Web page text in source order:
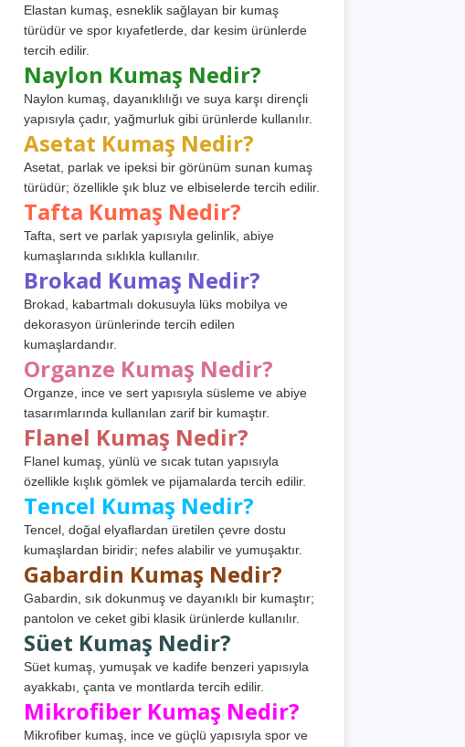
Elastan kumaş, esneklik sağlayan bir kumaş
türüdür ve spor kıyafetlerde, dar kesim ürünlerde
tercih edilir.
Naylon Kumaş Nedir?
Naylon kumaş, dayanıklılığı ve suya karşı dirençli
yapısıyla çadır, yağmurluk gibi ürünlerde kullanılır.
Asetat Kumaş Nedir?
Asetat, parlak ve ipeksi bir görünüm sunan kumaş
türüdür; özellikle şık bluz ve elbiselerde tercih edilir.
Tafta Kumaş Nedir?
Tafta, sert ve parlak yapısıyla gelinlik, abiye
kumaşlarında sıklıkla kullanılır.
Brokad Kumaş Nedir?
Brokad, kabartmalı dokusuyla lüks mobilya ve
dekorasyon ürünlerinde tercih edilen
kumaşlardandır.
Organze Kumaş Nedir?
Organze, ince ve sert yapısıyla süsleme ve abiye
tasarımlarında kullanılan zarif bir kumaştır.
Flanel Kumaş Nedir?
Flanel kumaş, yünlü ve sıcak tutan yapısıyla
özellikle kışlık gömlek ve pijamalarda tercih edilir.
Tencel Kumaş Nedir?
Tencel, doğal elyaflardan üretilen çevre dostu
kumaşlardan biridir; nefes alabilir ve yumuşaktır.
Gabardin Kumaş Nedir?
Gabardin, sık dokunmuş ve dayanıklı bir kumaştır;
pantolon ve ceket gibi klasik ürünlerde kullanılır.
Süet Kumaş Nedir?
Süet kumaş, yumuşak ve kadife benzeri yapısıyla
ayakkabı, çanta ve montlarda tercih edilir.
Mikrofiber Kumaş Nedir?
Mikrofiber kumaş, ince ve güçlü yapısıyla spor ve